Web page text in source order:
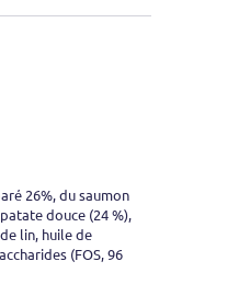
26%, du saumon
douce (24 %),
lin, huile de
(FOS, 96